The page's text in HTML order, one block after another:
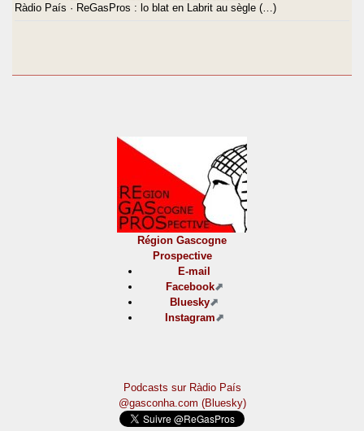
Ràdio País · ReGasPros : lo blat en Labrit au sègle (…)
Région Gascogne
Prospective
E-mail
Facebook
Bluesky
Instagram
Podcasts sur Ràdio País
@gasconha.com (Bluesky)